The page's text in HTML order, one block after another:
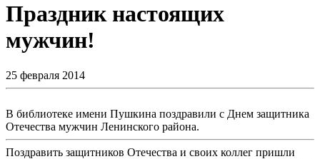
Праздник настоящих
мужчин!
25 февраля 2014
В библиотеке имени Пушкина поздравили с Днем защитника
Отечества мужчин Ленинского района.
Поздравить защитников Отечества и своих коллег пришли